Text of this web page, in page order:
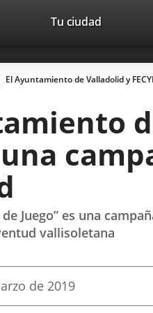
avaTop
Tu ciudad
El Ayuntamiento de Valladolid y
de Juego” es una
vallisoletana
de 2019